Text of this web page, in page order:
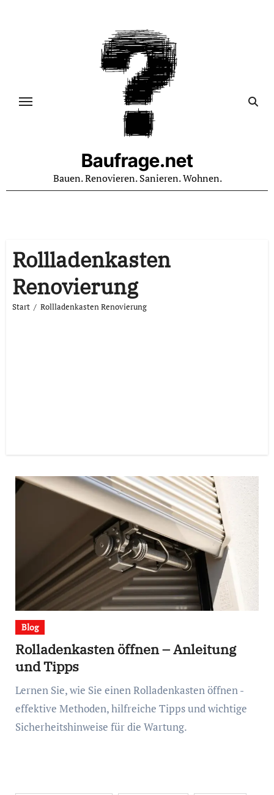
Baufrage.net
Bauen. Renovieren. Sanieren. Wohnen.
Rollladenkasten
Renovierung
Start Rollladenkasten Renovierung
Blog
Rolladenkasten öffnen – Anleitung
und Tipps
Lernen Sie, wie Sie einen Rolladenkasten öffnen -
effektive Methoden, hilfreiche Tipps und wichtige
Sicherheitshinweise für die Wartung.